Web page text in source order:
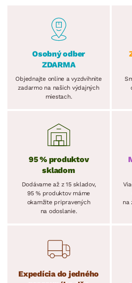
Osobný odber
ZDARMA
Objednajte online a vyzdvihnite
zadarmo na našich výdajných
miestach.
95 % produktov
skladom
Dodávame až z 15 skladov,
95 % produktov máme
okamžite pripravených
na odoslanie.
na
Expedícia do jedného